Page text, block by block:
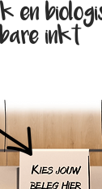
en
inkt